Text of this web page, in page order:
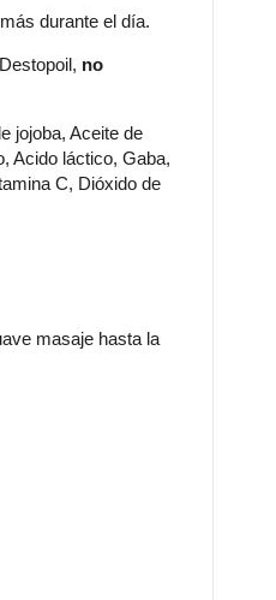
durante el día.
no
jojoba, Aceite de
Acido láctico, Gaba,
C, Dióxido de
masaje hasta la